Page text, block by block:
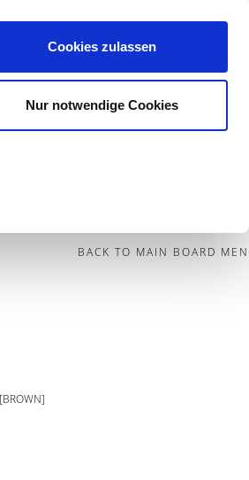
Cookies zulassen
Nur notwendige Cookies
Contact
BACK TO MAIN BOARD MEN
[BROWN]